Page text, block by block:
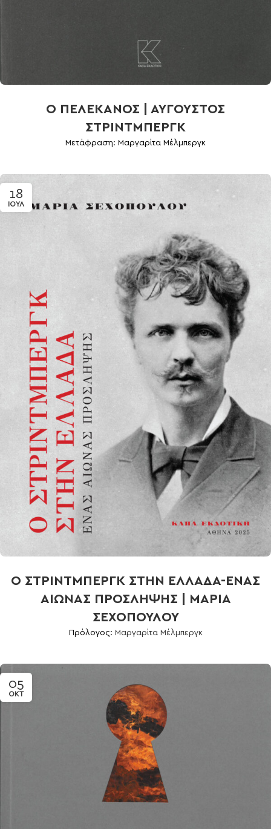
Ο ΠΕΛΕΚΑΝΟΣ | ΑΥΓΟΥΣΤΟΣ
ΣΤΡΙΝΤΜΠΕΡΓΚ
Μετάφραση: Μαργαρίτα Μέλμπεργκ
18
ΙΟΎΛ
Ο ΣΤΡΙΝΤΜΠΕΡΓΚ ΣΤΗΝ ΕΛΛΑΔΑ-ΕΝΑΣ
ΑΙΩΝΑΣ ΠΡΟΣΛΗΨΗΣ | ΜΑΡΙΑ
ΣΕΧΟΠΟΥΛΟΥ
Πρόλογος: Μαργαρίτα Μέλμπεργκ
05
ΟΚΤ